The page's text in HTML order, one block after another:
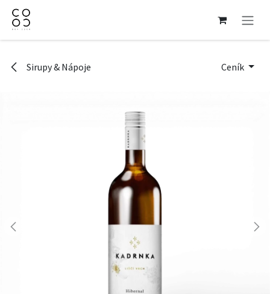
Přejít na obsah
Sirupy & Nápoje Ceník